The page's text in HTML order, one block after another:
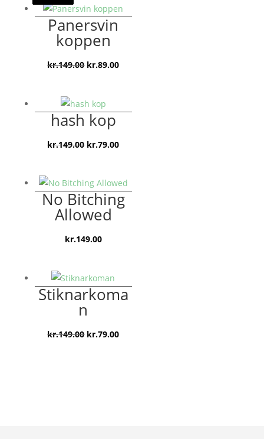
fucking
postkassePanersvin
koppen
kr.149.00 Den
var:
kr.149.00.
kr.89.00Den
er:
hash kop
kr.149.00 Den
var:
kr.149.00.
kr.79.00Den
er:
kr.79.00.
No Bitching
Allowed
kr.149.00
Stiknarkoma
n
kr.149.00 Den
kr.79.00Den